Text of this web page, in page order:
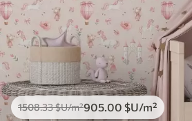
1508.33$U/m²905.00 $U/m²